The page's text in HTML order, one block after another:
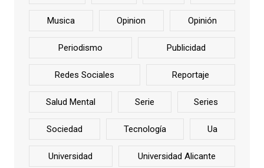
Musica Opinion Opinión
Periodismo Publicidad
Redes Sociales Reportaje
Salud Mental Serie Series
Sociedad Tecnología Ua
Universidad Universidad Alicante